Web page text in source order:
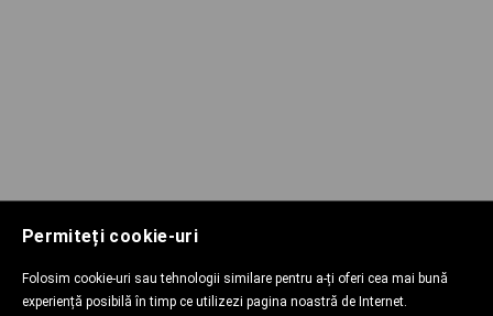
Permiteți cookie-uri
Folosim cookie-uri sau tehnologii similare pentru a-ți oferi cea mai bună
experiență posibilă în timp ce utilizezi pagina noastră de Internet.